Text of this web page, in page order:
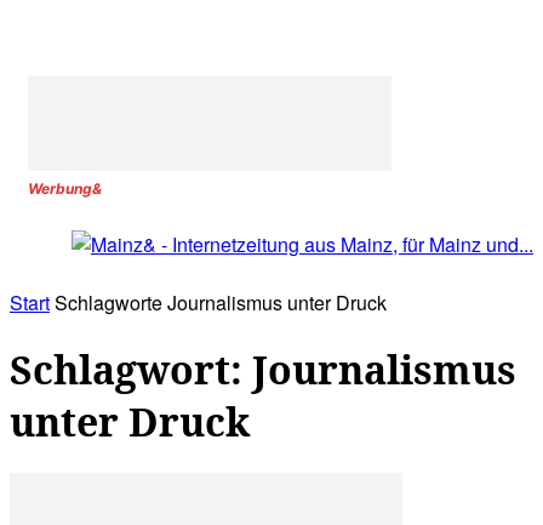
Werbung&
StartSchlagworteJournalismus unter Druck
Schlagwort: Journalismus
unter Druck